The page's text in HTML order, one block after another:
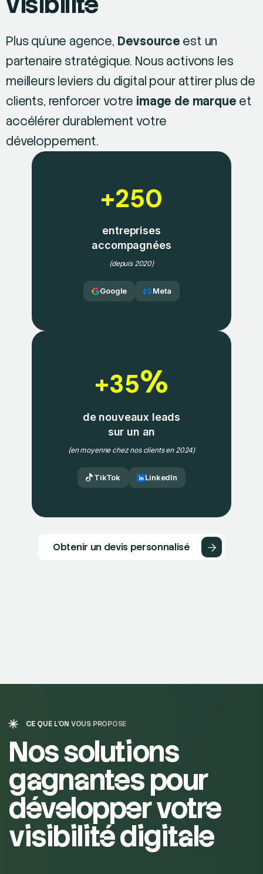
Plus qu'une agence, Devsource est un
partenaire stratégique. Nous activons les
meilleurs leviers du digital pour attirer plus de
clients, renforcer votre image de marque et
accélérer durablement votre
développement.
+250
entreprises
accompagnées
(depuis 2020)
Google Meta
+35%
de nouveaux leads
sur un an
(en moyenne chez nos clients en 2024)
TikTok LinkedIn
Obtenir un devis personnalisé
CE QUE L'ON VOUS PROPOSE
Nos solutions
gagnantes pour
développer votre
visibilité digitale